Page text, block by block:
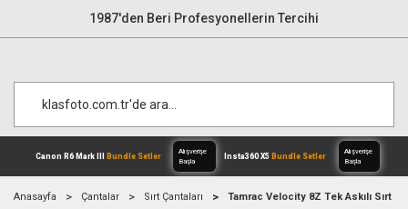
1987'den Beri Profesyonellerin Tercihi
Anasayfa Çantalar Sırt Çantaları Tamrac Velocity 8Z Tek Askılı Sırt